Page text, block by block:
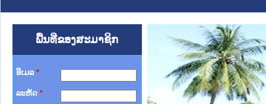
ພື້ນທີ່ຂອງສະມາຊິກ
ອີເມລ *
ລະຫັດ *